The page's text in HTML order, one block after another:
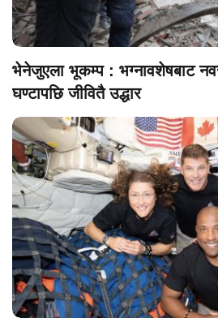
भेनेजुएला भूकम्प : भग्नावशेषबाट
घण्टापछि जीवितै उद्धार